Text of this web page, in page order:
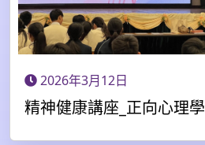
2026年3月12日
精神健康講座_正向心理學